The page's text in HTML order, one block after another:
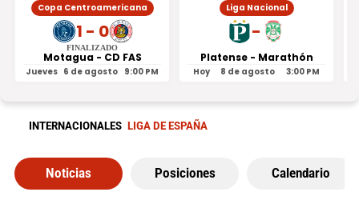
Copa Centroamericana
1 - 0
FINALIZADO
Motagua - CD FAS
Jueves 6 de agosto 9:00 PM
Liga Nacional
-
Platense - Marathón
Hoy 8 de agosto 3:00 PM
INTERNACIONALES LIGA DE ESPAÑA
Noticias Posiciones Calendario